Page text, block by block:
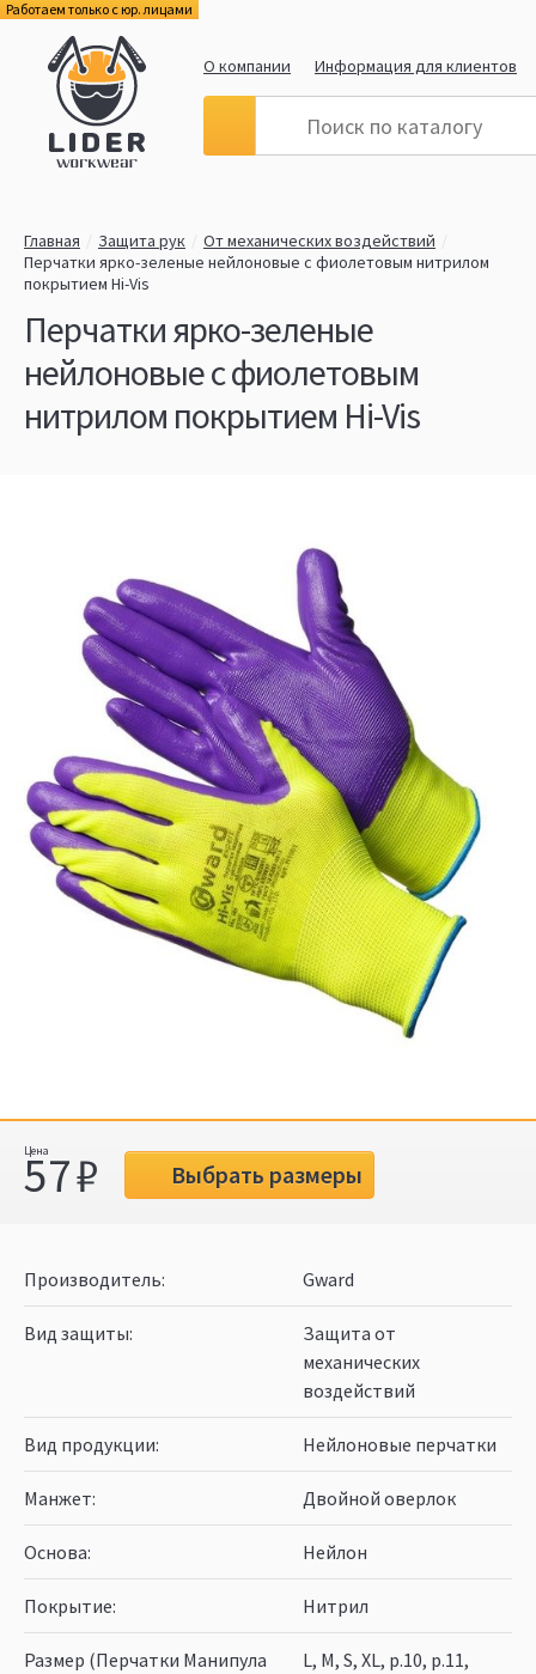
Работаем только с юр. лицами
О компании Информация для клиентов
Главная Защита рук
От механических воздействий
Перчатки ярко-зеленые нейлоновые с фиолетовым нитрилом
покрытием Hi-Vis
Перчатки ярко-зеленые
нейлоновые с фиолетовым
нитрилом покрытием Hi-Vis
57 Выбрать размеры
Производитель Gward
Вид защиты
Защита от
механических
воздействий
Вид продукции Нейлоновые перчатки
Манжет Двойной оверлок
Основа Нейлон
Покрытие Нитрил
Размер (Перчатки Манипула
L, M, S, XL, р.10, р.11,